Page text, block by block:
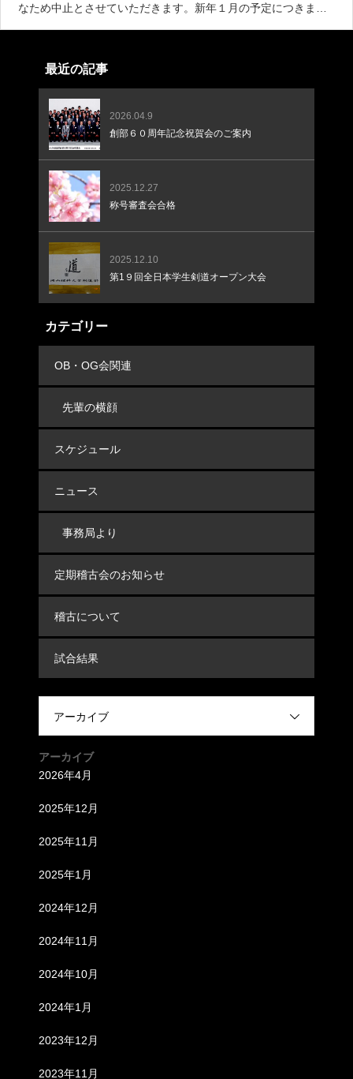
なため中止とさせていただきます。新年１月の予定につきまし
ては、分かり次第お知らせいたします。（OB・OG会 役員）
最近の記事
2026.04.9
創部６０周年記念祝賀会のご案内
2025.12.27
称号審査会合格
2025.12.10
第1９回全日本学生剣道オープン大会
カテゴリー
OB・OG会関連
先輩の横顔
スケジュール
ニュース
事務局より
定期稽古会のお知らせ
稽古について
試合結果
アーカイブ
アーカイブ
2026年4月
2025年12月
2025年11月
2025年1月
2024年12月
2024年11月
2024年10月
2024年1月
2023年12月
2023年11月